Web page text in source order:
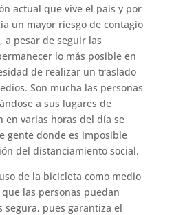
actual que vive el país y por
un mayor riesgo de contagio
a pesar de seguir las
lo más posible en
de realizar un traslado
Son mucha las personas
a sus lugares de
en varias horas del día se
gente donde es imposible
del distanciamiento social.
de la bicicleta como medio
las personas puedan
segura, pues garantiza el